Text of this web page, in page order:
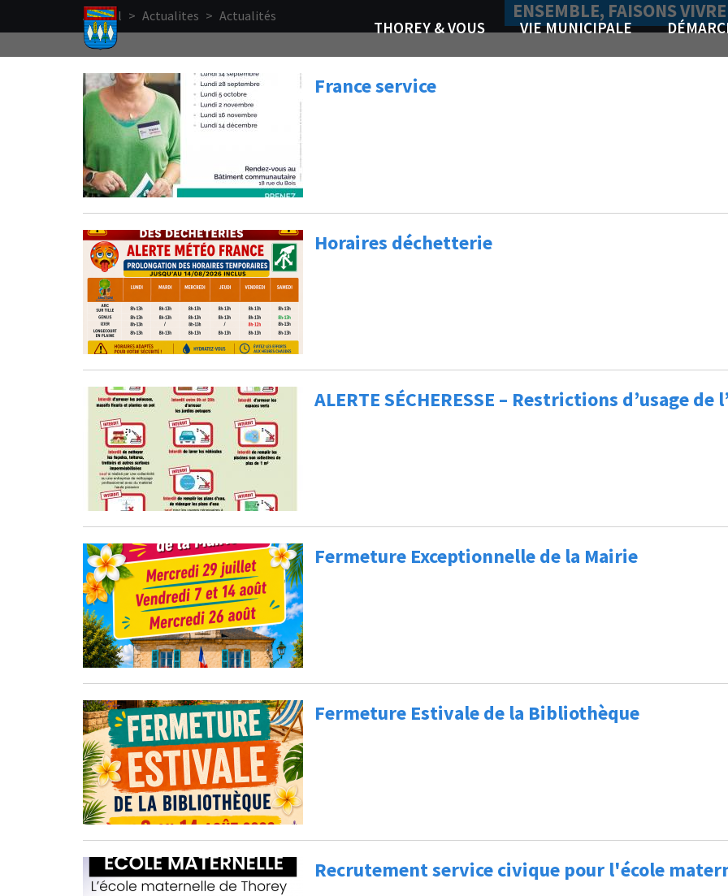
Aller au contenu principal
THOREY & VOUS VIE MUNICIPALE
ENSEMBLE, FAISONS
Accueil > Actualites > Actualités
France service
Horaires déchetterie
ALERTE SÉCHERESSE – Restrictions d’usage de
Fermeture Exceptionnelle de la Mairie
Fermeture Estivale de la Bibliothèque
Recrutement service civique pour l'école